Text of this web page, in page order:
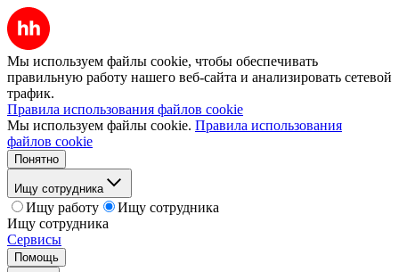
Мы используем файлы cookie, чтобы обеспечивать
правильную работу нашего веб-сайта и анализировать сетевой
трафик.
Правила использования файлов cookie
Мы используем файлы cookie. Правила использования
файлов cookie
Понятно
Ищу сотрудника
Ищу работу
Ищу сотрудника
Ищу сотрудника
Сервисы
Помощь